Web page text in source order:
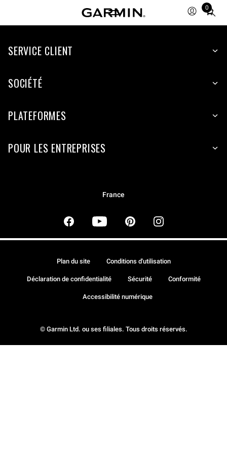
0
Total
items
cart:
SERVICE CLIENT
SOCIÉTÉ
PLATEFORMES
POUR LES ENTREPRISES
France
© Garmin Ltd. ou ses filiales. Tous droits réservés.
Plan du site Conditions d'utilisation
Déclaration de confidentialité Sécurité Conformité
Accessibilité numérique